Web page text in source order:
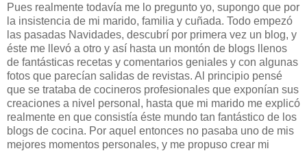
Pues realmente todavía me lo pregunto yo, supongo que por
la insistencia de mi marido, familia y cuñada. Todo empezó
las pasadas Navidades, descubrí por primera vez un blog, y
éste me llevó a otro y así hasta un montón de blogs llenos
de fantásticas recetas y comentarios geniales y con algunas
fotos que parecían salidas de revistas. Al principio pensé
que se trataba de cocineros profesionales que exponían sus
creaciones a nivel personal, hasta que mi marido me explicó
realmente en que consistía éste mundo tan fantástico de los
blogs de cocina. Por aquel entonces no pasaba uno de mis
mejores momentos personales, y me propuso crear mi